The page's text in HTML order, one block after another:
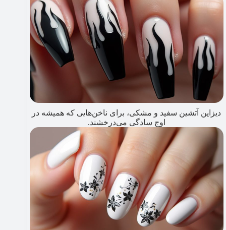
دیزاین آتشین سفید و مشکی، برای ناخن‌هایی که همیشه در
اوج سادگی می‌درخشند.